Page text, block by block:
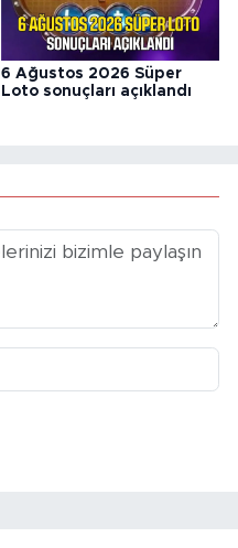
6 Ağustos 2026 Süper
Loto sonuçları açıklandı